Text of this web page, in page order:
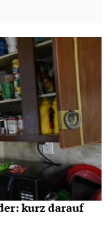
kurz darauf